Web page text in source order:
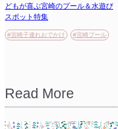
どもが喜ぶ宮崎のプール＆水遊び
スポット特集
#宮崎子連れおでかけ #宮崎プール
Read More